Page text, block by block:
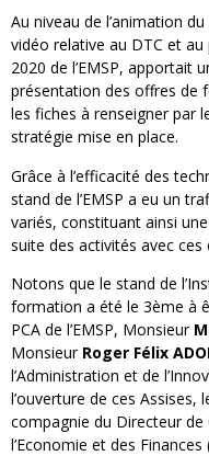
Au niveau de l’animation
vidéo relative au DTC et
2020 de l’EMSP, apportait
présentation des offres de
les fiches à renseigner par
stratégie mise en place.
Grâce à l’efficacité des
stand de l’EMSP a eu un
variés, constituant ainsi
suite des activités avec ces
Notons que le stand de
formation a été le 3ème à
PCA de l’EMSP, Monsieur
Monsieur Roger Félix
l’Administration et de
l’ouverture de ces Assises,
compagnie du Directeur
l’Economie et des Finances